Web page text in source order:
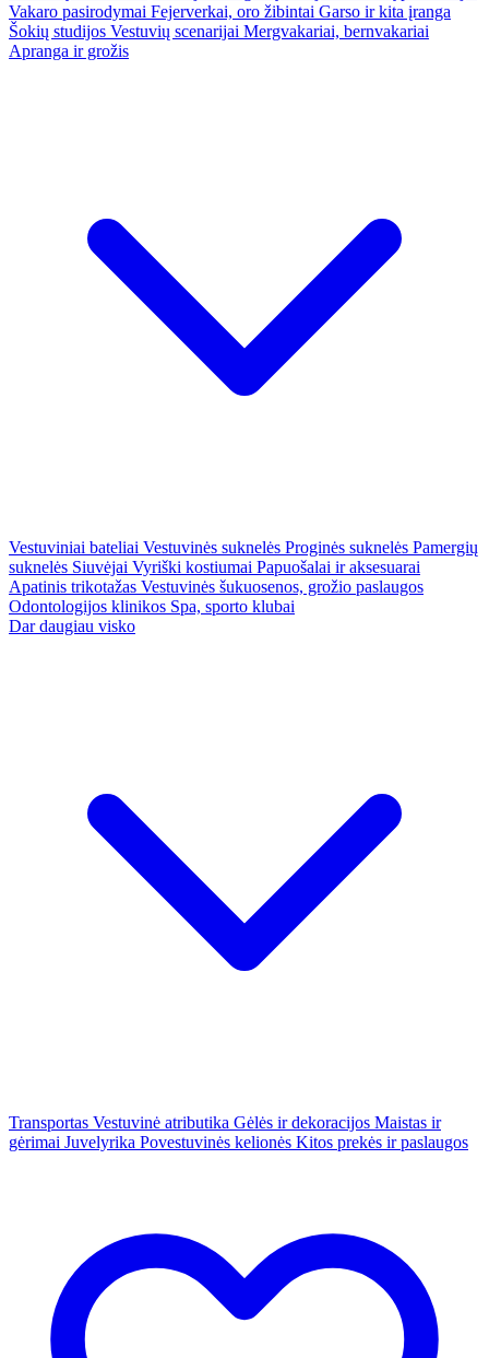
Vakaro pasirodymai Fejerverkai, oro žibintai Garso ir kita įranga
Šokių studijos Vestuvių scenarijai Mergvakariai, bernvakariai
Apranga ir grožis
Vestuviniai bateliai Vestuvinės suknelės Proginės suknelės Pamergių
suknelės Siuvėjai Vyriški kostiumai Papuošalai ir aksesuarai
Apatinis trikotažas Vestuvinės šukuosenos, grožio paslaugos
Odontologijos klinikos Spa, sporto klubai
Dar daugiau visko
Transportas Vestuvinė atributika Gėlės ir dekoracijos Maistas ir
gėrimai Juvelyrika Povestuvinės kelionės Kitos prekės ir paslaugos